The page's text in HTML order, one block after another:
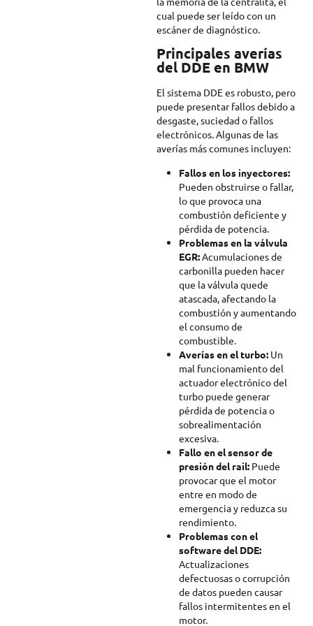
cual puede ser leído con un
escáner de diagnóstico.
Principales averías
del DDE en BMW
El sistema DDE es robusto, pero
puede presentar fallos debido a
desgaste, suciedad o fallos
electrónicos. Algunas de las
averías más comunes incluyen:
Fallos en los inyectores:
Pueden obstruirse o fallar,
lo que provoca una
combustión deficiente y
pérdida de potencia.
Problemas en la válvula
EGR:Acumulaciones de
carbonilla pueden hacer
que la válvula quede
atascada, afectando la
combustión y aumentando
el consumo de
combustible.
Averías en el turbo: Un
mal funcionamiento del
actuador electrónico del
turbo puede generar
pérdida de potencia o
sobrealimentación
excesiva.
Fallo en el sensor de
presión del rail: Puede
provocar que el motor
entre en modo de
emergencia y reduzca su
rendimiento.
Problemas con el
software del DDE:
Actualizaciones
defectuosas o corrupción
de datos pueden causar
fallos intermitentes en el
motor.